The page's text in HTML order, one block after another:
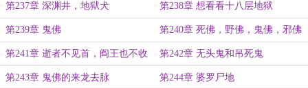
第237章 深渊井，地狱犬 第238章 想看看十八层地狱
第239章 鬼佛 第240章 死佛，野佛，鬼佛，邪佛
第241章 逝者不见首，阎王也不收 第242章 无头鬼和吊死鬼
第243章 鬼佛的来龙去脉 第244章 婆罗尸地